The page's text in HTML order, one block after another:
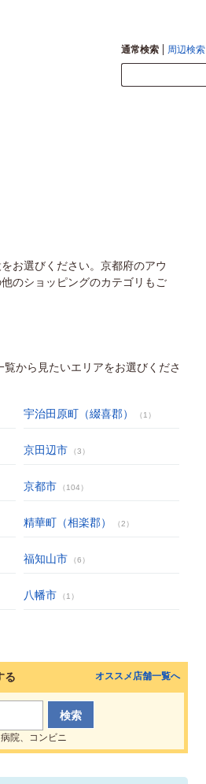
通常検索 周辺検索
お選びください。京都府のアウ
のショッピングのカテゴリもご
から見たいエリアをお選びくださ
宇治田原町（綴喜郡） （1）
京田辺市 （3）
京都市 （104）
精華町（相楽郡） （2）
福知山市 （6）
八幡市 （1）
る
院、コンビニ
オススメ店舗一覧へ